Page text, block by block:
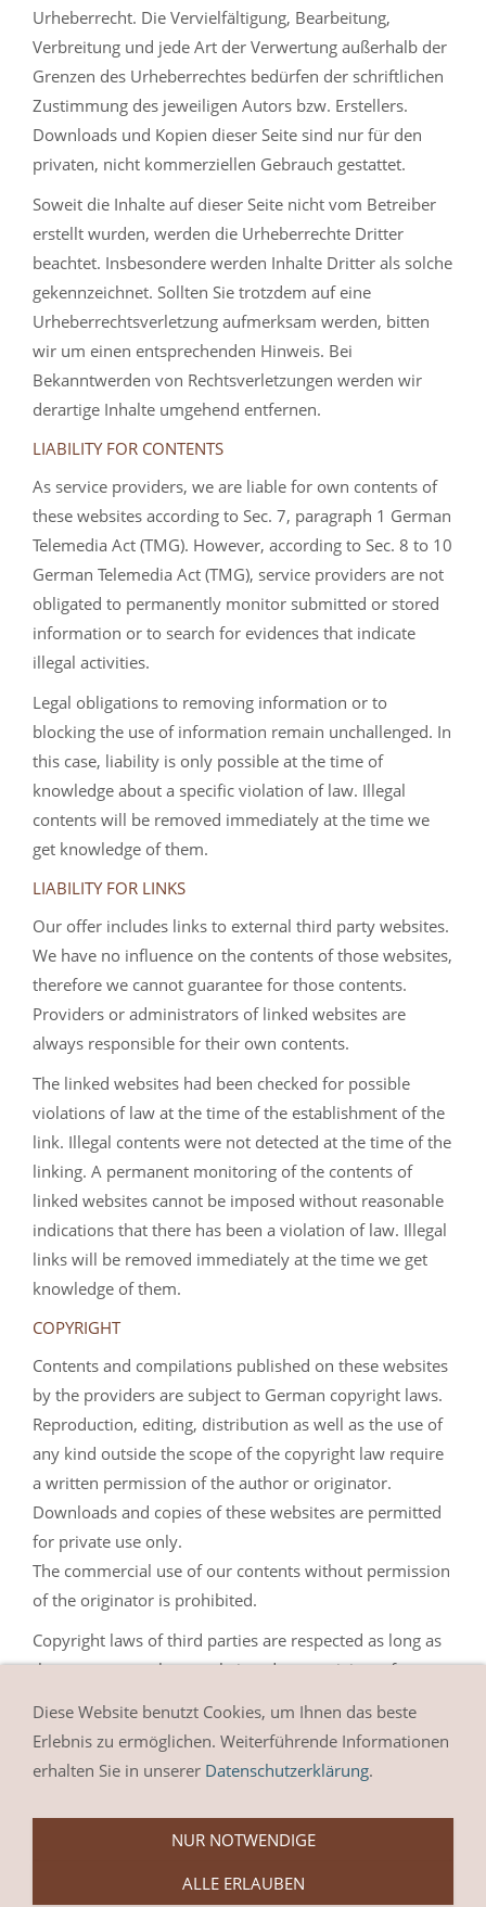
Urheberrecht. Die Vervielfältigung, Bearbeitung,
Verbreitung und jede Art der Verwertung außerhalb der
Grenzen des Urheberrechtes bedürfen der schriftlichen
Zustimmung des jeweiligen Autors bzw. Erstellers.
Downloads und Kopien dieser Seite sind nur für den
privaten, nicht kommerziellen Gebrauch gestattet.
Soweit die Inhalte auf dieser Seite nicht vom Betreiber
erstellt wurden, werden die Urheberrechte Dritter
beachtet. Insbesondere werden Inhalte Dritter als solche
gekennzeichnet. Sollten Sie trotzdem auf eine
Urheberrechtsverletzung aufmerksam werden, bitten
wir um einen entsprechenden Hinweis. Bei
Bekanntwerden von Rechtsverletzungen werden wir
derartige Inhalte umgehend entfernen.
LIABILITY FOR CONTENTS
As service providers, we are liable for own contents of
these websites according to Sec. 7, paragraph 1 German
Telemedia Act (TMG). However, according to Sec. 8 to 10
German Telemedia Act (TMG), service providers are not
obligated to permanently monitor submitted or stored
information or to search for evidences that indicate
illegal activities.
Legal obligations to removing information or to
blocking the use of information remain unchallenged. In
this case, liability is only possible at the time of
knowledge about a specific violation of law. Illegal
contents will be removed immediately at the time we
get knowledge of them.
LIABILITY FOR LINKS
Our offer includes links to external third party websites.
We have no influence on the contents of those websites,
therefore we cannot guarantee for those contents.
Providers or administrators of linked websites are
always responsible for their own contents.
The linked websites had been checked for possible
violations of law at the time of the establishment of the
link. Illegal contents were not detected at the time of the
linking. A permanent monitoring of the contents of
linked websites cannot be imposed without reasonable
indications that there has been a violation of law. Illegal
links will be removed immediately at the time we get
knowledge of them.
COPYRIGHT
Contents and compilations published on these websites
by the providers are subject to German copyright laws.
Reproduction, editing, distribution as well as the use of
any kind outside the scope of the copyright law require
a written permission of the author or originator.
Downloads and copies of these websites are permitted
for private use only.
The commercial use of our contents without permission
of the originator is prohibited.
Copyright laws of third parties are respected as long as
the contents on these websites do not originate from
violations of copyright law, please inform us. Such
Diese Website benutzt Cookies, um Ihnen das beste
Erlebnis zu ermöglichen. Weiterführende Informationen
erhalten Sie in unserer Datenschutzerklärung.
NUR NOTWENDIGE
ALLE ERLAUBEN